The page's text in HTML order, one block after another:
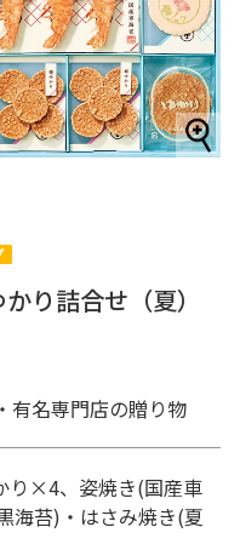
り詰合せ（夏）
名専門店の贈り物
×4、姿焼き(国産車
海苔)・はさみ焼き(夏